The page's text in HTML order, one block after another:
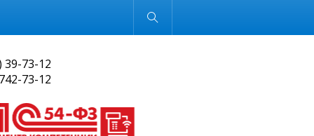
Обычная версия
39-73-12
73-12